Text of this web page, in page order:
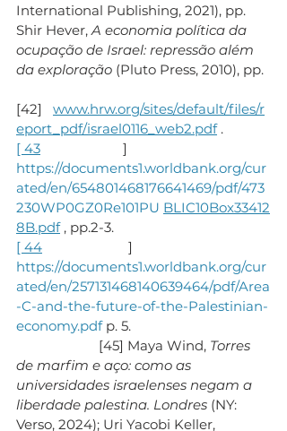
International Publishing, 2021), pp.
Shir Hever, A economia política da
ocupação de Israel: repressão além
da exploração (Pluto Press, 2010), pp.
[42] www.hrw.org/sites/default/files/r
eport_pdf/israel0116_web2.pdf .
[ 43 ]
https://documents1.worldbank.org/cur
ated/en/654801468176641469/pdf/473
230WP0GZ0Re101PU BLIC10Box33412
8B.pdf , pp.2-3.
[ 44 ]
https://documents1.worldbank.org/cur
ated/en/257131468140639464/pdf/Area
-C-and-the-future-of-the-Palestinian-
economy.pdf p. 5.
[45] Maya Wind, Torres
de marfim e aço: como as
universidades israelenses negam a
liberdade palestina. Londres (NY:
Verso, 2024); Uri Yacobi Keller,